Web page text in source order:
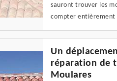
sauront trouver les
compter entièrement
Un
réparation de
Moulares